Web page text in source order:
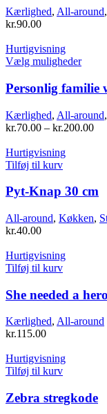
Kærlighed, All-around,
kr.90.00
Hurtigvisning
Vælg mulighederDette
har
flere
kan
Personlig familie
Kærlighed, All-around,
kr.70.00 – kr.200.00
Hurtigvisning
Tilføj til kurv
Pyt-Knap 30 cm
All-around, Køkken,
kr.40.00
Hurtigvisning
Tilføj til kurv
She needed a hero
Kærlighed, All-around
kr.115.00
Hurtigvisning
Tilføj til kurv
Zebra stregkode